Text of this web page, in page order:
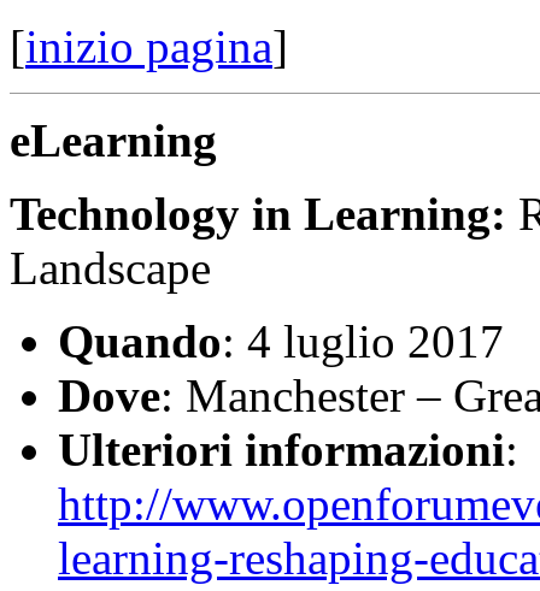
[inizio pagina]
eLearning
Technology in Learning:
Landscape
Quando: 4 luglio 2017
Dove: Manchester –
Ulteriori informazioni:
http://
learning-reshaping-